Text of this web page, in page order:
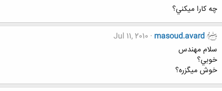
چه كارا ميكني؟
masoud.avard
Jul 11, 2010
سلام مهندس
خوبي؟
خوش ميگزره؟